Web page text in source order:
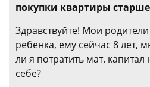
покупки квартиры
Здравствуйте! Мои
ребенка, ему сейчас 8 лет,
ли я потратить мат.
себе?